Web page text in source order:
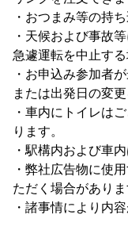
・おつまみ等の持
・天候および事故
急遽運転を中止する
・お申込み参加者
または出発日の変
・車内にトイレは
ります。
・駅構内および車
・弊社広告物に使
ただく場合がありま
・諸事情により内